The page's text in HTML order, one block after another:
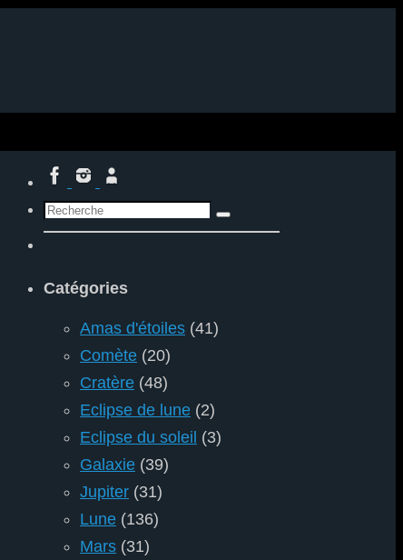
Search
for:
Recherche
Catégories
Amas d'étoiles (41)
Comète (20)
Cratère (48)
Eclipse de lune (2)
Eclipse du soleil (3)
Galaxie (39)
Jupiter (31)
Lune (136)
Mars (31)